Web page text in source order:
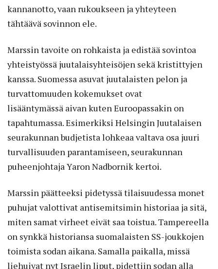
kannanotto, vaan rukoukseen ja yhteyteen
tähtäävä sovinnon ele.
Marssin tavoite on rohkaista ja edistää sovintoa
yhteistyössä juutalaisyhteisöjen sekä kristittyjen
kanssa. Suomessa asuvat juutalaisten pelon ja
turvattomuuden kokemukset ovat
lisääntymässä aivan kuten Euroopassakin on
tapahtumassa. Esimerkiksi Helsingin Juutalaisen
seurakunnan budjetista lohkeaa valtava osa juuri
turvallisuuden parantamiseen, seurakunnan
puheenjohtaja Yaron Nadbornik kertoi.
Marssin päätteeksi pidetyssä tilaisuudessa monet
puhujat valottivat antisemitsimin historiaa ja sitä,
miten samat virheet eivät saa toistua. Tampereella
on synkkä historiansa suomalaisten SS-joukkojen
toimista sodan aikana. Samalla paikalla, missä
liehuivat nyt Israelin liput, pidettiin sodan alla